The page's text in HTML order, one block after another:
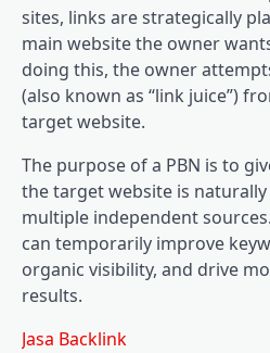
sites, links are strategically
main website the owner
doing this, the owner
(also known as “link juice”)
target website.
The purpose of a PBN is to
the target website is
multiple independent
can temporarily improve
organic visibility, and drive
results.
Jasa Backlink